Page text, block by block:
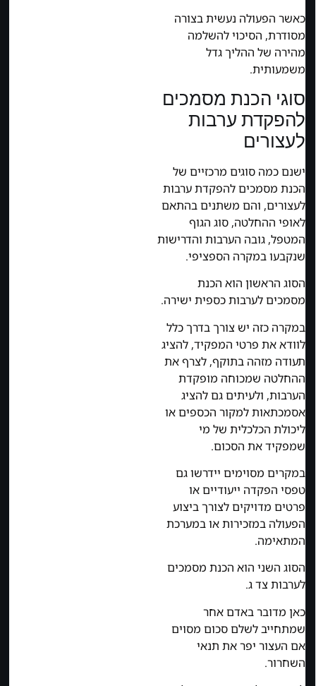
כאשר הפעולה נעשית בצורה
מסודרת, הסיכוי להשלמה
מהירה של ההליך גדל
משמעותית.
סוגי הכנת מסמכים
להפקדת ערבות
לעצורים
ישנם כמה סוגים מרכזיים של
הכנת מסמכים להפקדת ערבות
לעצורים, והם משתנים בהתאם
לאופי ההחלטה, סוג הגוף
המטפל, גובה הערבות והדרישות
שנקבעו במקרה הספציפי.
הסוג הראשון הוא הכנת
מסמכים לערבות כספית ישירה.
במקרה כזה יש צורך בדרך כלל
לוודא את פרטי המפקיד, להציג
תעודה מזהה בתוקף, לצרף את
ההחלטה שמכוחה מופקדת
הערבות, ולעיתים גם להציג
אסמכתאות למקור הכספים או
ליכולת הכלכלית של מי
שמפקיד את הסכום.
במקרים מסוימים יידרשו גם
טפסי הפקדה ייעודיים או
פרטים מדויקים לצורך ביצוע
הפעולה במזכירות או במערכת
המתאימה.
הסוג השני הוא הכנת מסמכים
לערבות צד ג.
כאן מדובר באדם אחר
שמתחייב לשלם סכום מסוים
אם העצור יפר את תנאי
השחרור.